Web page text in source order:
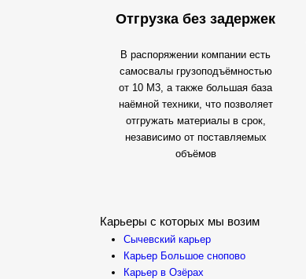
Отгрузка без задержек
В распоряжении компании есть
самосвалы грузоподъёмностью
от 10 М3, а также большая база
наёмной техники, что позволяет
отгружать материалы в срок,
независимо от поставляемых
объёмов
Карьеры с которых мы возим
Сычевский карьер
Карьер Большое снопово
Карьер в Озёрах